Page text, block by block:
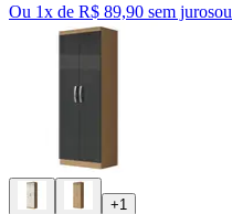
Ou 1x de R$ 89,90 sem jurosou
+1